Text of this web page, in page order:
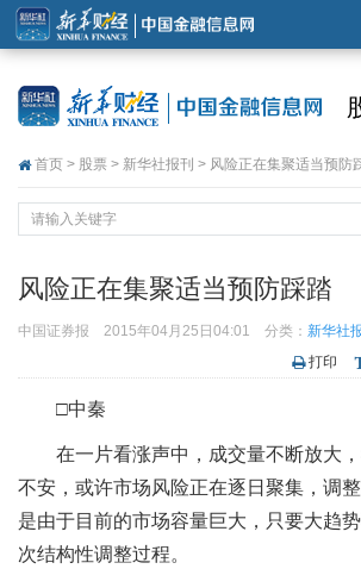
首页 > 股票 > 新华社报刊 > 风险正在集聚适当预防
风险正在集聚适当预防踩踏
中国证券报 2015年04月25日04:01 分类： 新华社
打印
□中秦
在一片看涨声中，成交量不断放大
不安，或许市场风险正在逐日聚集，调
是由于目前的市场容量巨大，只要大趋
次结构性调整过程。